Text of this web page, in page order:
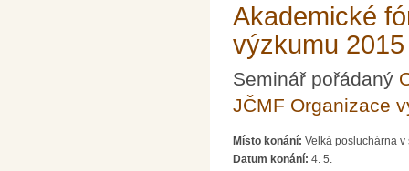
Akademické
výzkumu 2015
Seminář pořádaný
JČMF Organizace
Místo konání: Velká posluchárna v
Datum konání: 4. 5.